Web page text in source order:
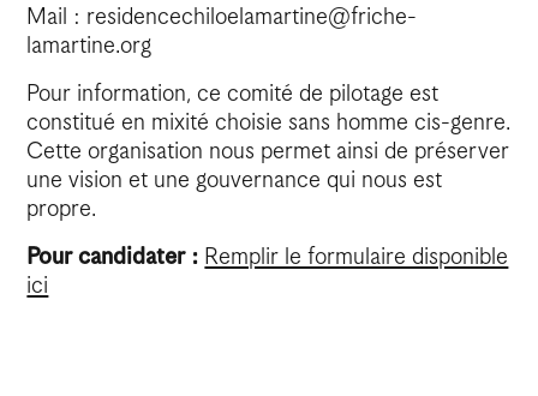
Mail : residencechiloelamartine@friche-
lamartine.org
Pour information, ce comité de pilotage est
constitué en mixité choisie sans homme cis-genre.
Cette organisation nous permet ainsi de préserver
une vision et une gouvernance qui nous est
propre.
Pour candidater : Remplir le formulaire disponible
ici